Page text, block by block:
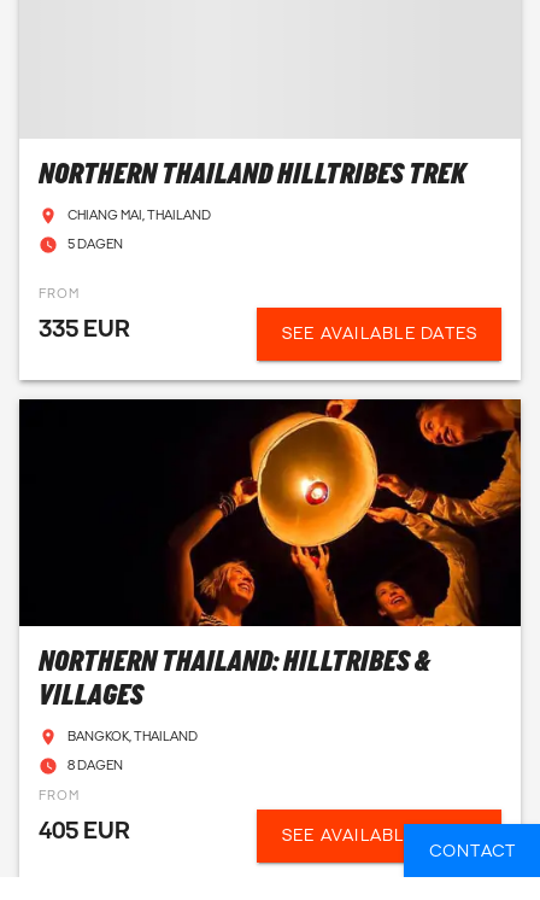
NORTHERN THAILAND HILLTRIBES TREK
CHIANG MAI, THAILAND
5 DAGEN
FROM
335 EUR SEE AVAILABLE DATES
NORTHERN THAILAND: HILLTRIBES &
VILLAGES
BANGKOK, THAILAND
8 DAGEN
FROM
405 EUR SEE AVAILABLE DATES
CONTACT